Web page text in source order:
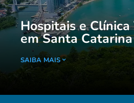
Hospitais e
em Santa Catarina
SAIBA MAIS